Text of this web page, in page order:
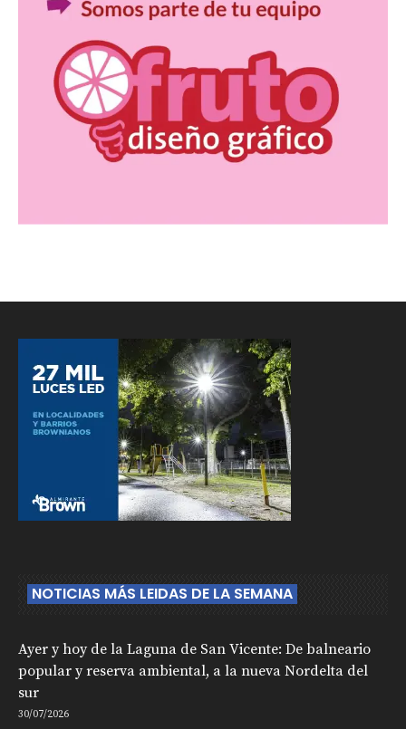
NOTICIAS MÁS LEIDAS DE LA SEMANA
Ayer y hoy de la Laguna de San Vicente: De balneario
popular y reserva ambiental, a la nueva Nordelta del
sur
30/07/2026